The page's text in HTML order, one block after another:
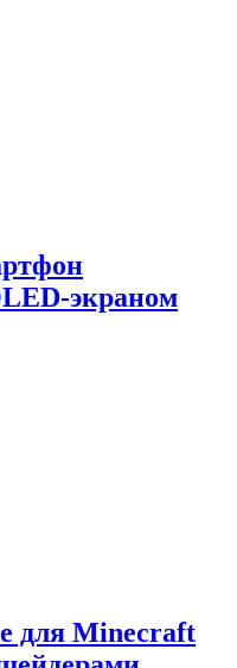
экраном
для Minecraft